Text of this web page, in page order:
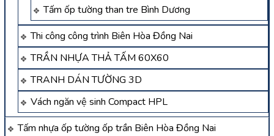
Tấm ốp tường than tre Bình Dương
Thi công công trình Biên Hòa Đồng Nai
TRẦN NHỰA THẢ TẤM 60X60
TRANH DÁN TƯỜNG 3D
Vách ngăn vệ sinh Compact HPL
Tấm nhựa ốp tường ốp trần Biên Hòa Đồng Nai